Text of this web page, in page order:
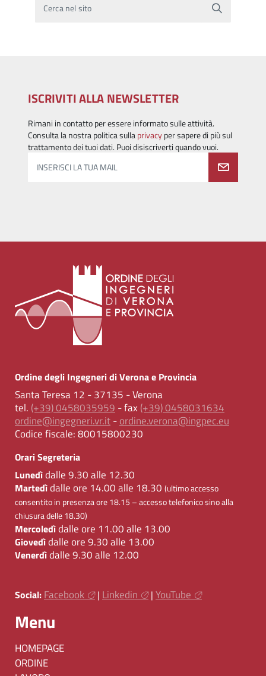
Cerca nel sito
ISCRIVITI ALLA NEWSLETTER
Rimani in contatto per essere informato sulle attività.
Consulta la nostra politica sullaprivacyper sapere di più sul
trattamento dei tuoi dati. Puoi disiscriverti quando vuoi.
INSERISCI LA TUA MAIL
Ordine degli Ingegneri di Verona e Provincia
Santa Teresa 12 - 37135 - Verona
tel. (+39) 0458035959 - fax (+39) 0458031634
ordine@ingegneri.vr.it-ordine.verona@ingpec.eu
Codice fiscale:80015800230
Orari Segreteria
Lunedìdalle 9.30 alle 12.30
Martedìdalle ore 14.00 alle 18.30 (ultimo accesso
consentito in presenza ore 18.15 – accesso telefonico sino alla
chiusura delle 18.30)
Mercoledìdalle ore 11.00 alle 13.00
Giovedìdalle ore 9.30 alle 13.00
Venerdìdalle 9.30 alle 12.00
Social: Facebook | Linkedin | YouTube
Menu
HOMEPAGE
ORDINE